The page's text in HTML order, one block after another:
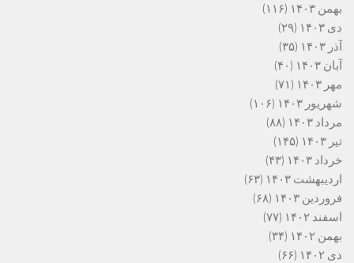
بهمن ۱۴۰۳
(۱۱۶)
دی ۱۴۰۳
(۲۹)
آذر ۱۴۰۳
(۳۵)
آبان ۱۴۰۳
(۴۰)
مهر ۱۴۰۳
(۷۱)
شهریور ۱۴۰۳
(۱۰۶)
مرداد ۱۴۰۳
(۸۸)
تیر ۱۴۰۳
(۱۴۵)
خرداد ۱۴۰۳
(۴۳)
اردیبهشت ۱۴۰۳
(۶۳)
فروردین ۱۴۰۳
(۶۸)
اسفند ۱۴۰۲
(۷۷)
بهمن ۱۴۰۲
(۳۴)
دی ۱۴۰۲
(۶۶)